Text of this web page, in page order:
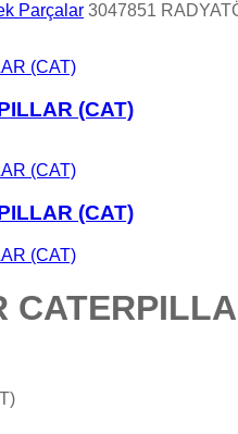
Parçalar 3047851
(CAT)
(CAT)